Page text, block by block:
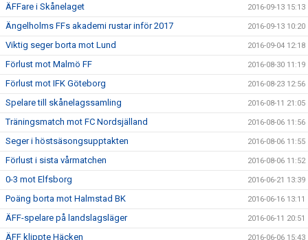
ÄFFare i Skånelaget 2016-09-13 15:13
Ängelholms FFs akademi rustar inför 2017 2016-09-13 10:20
Viktig seger borta mot Lund 2016-09-04 12:18
Förlust mot Malmö FF 2016-08-30 11:19
Förlust mot IFK Göteborg 2016-08-23 12:56
Spelare till skånelagssamling 2016-08-11 21:05
Träningsmatch mot FC Nordsjälland 2016-08-06 11:56
Seger i höstsäsongsupptakten 2016-08-06 11:55
Förlust i sista vårmatchen 2016-08-06 11:52
0-3 mot Elfsborg 2016-06-21 13:39
Poäng borta mot Halmstad BK 2016-06-16 13:11
ÄFF-spelare på landslagsläger 2016-06-11 20:51
ÄFF klippte Häcken 2016-06-06 15:43